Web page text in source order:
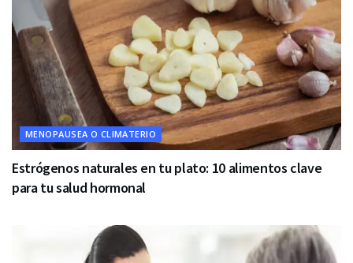
MENOPAUSEA O CLIMATERIO
Estrógenos naturales en tu plato: 10 alimentos clave
para tu salud hormonal